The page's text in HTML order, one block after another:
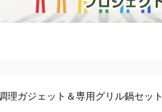
理ガジェット＆専用グリル鍋セット